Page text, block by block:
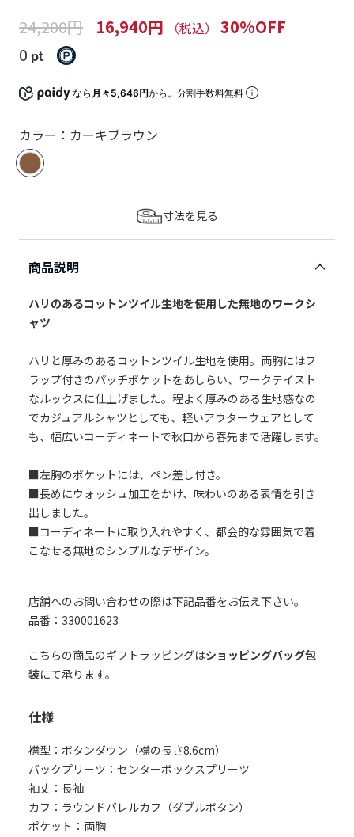
24,200円
16,940円 （税込）
30%OFF
0 pt
なら 月々5,646円から。分割手数料無料
カラー：カーキブラウン
寸法を見る
商品説明
ハリのあるコットンツイル生地を使用した無地のワークシ
ャツ
ハリと厚みのあるコットンツイル生地を使用。両胸にはフ
ラップ付きのパッチポケットをあしらい、ワークテイスト
なルックスに仕上げました。程よく厚みのある生地感なの
でカジュアルシャツとしても、軽いアウターウェアとして
も、幅広いコーディネートで秋口から春先まで活躍します。
■左胸のポケットには、ペン差し付き。
■長めにウォッシュ加工をかけ、味わいのある表情を引き
出しました。
■コーディネートに取り入れやすく、都会的な雰囲気で着
こなせる無地のシンプルなデザイン。
店舗へのお問い合わせの際は下記品番をお伝え下さい。
品番：330001623
こちらの商品のギフトラッピングはショッピングバッグ包
装にて承ります。
仕様
襟型：ボタンダウン（襟の長さ8.6cm）
バックプリーツ：センターボックスプリーツ
袖丈：長袖
カフ：ラウンドバレルカフ（ダブルボタン）
ポケット：両胸